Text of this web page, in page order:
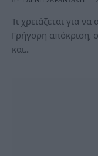
Τι χρειάζεται για
Γρήγορη απόκριση,
και…